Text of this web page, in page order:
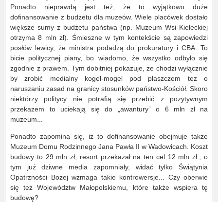
Ponadto nieprawdą jest też, że to wyjątkowo duże
dofinansowanie z budżetu dla muzeów. Wiele placówek dostało
większe sumy z budżetu państwa (np. Muzeum Wsi Kieleckiej
otrzyma 8 mln zł). Śmieszne w tym kontekście są zapowiedzi
posłów lewicy, że ministra podadzą do prokuratury i CBA. To
bicie politycznej piany, bo wiadomo, że wszystko odbyło się
zgodnie z prawem. Tym dobitniej pokazuje, że chodzi wyłącznie
by zrobić medialny kogel-mogel pod płaszczem tez o
naruszaniu zasad na granicy stosunków państwo-Kościół. Skoro
niektórzy politycy nie potrafią się przebić z pozytywnym
przekazem to uciekają się do „awantury” o 6 mln zł na
muzeum...
Ponadto zapomina się, iż to dofinansowanie obejmuje także
Muzeum Domu Rodzinnego Jana Pawła II w Wadowicach. Koszt
budowy to 29 mln zł, resort przekazał na ten cel 12 mln zł., o
tym już dziwne media zapomniały, widać tylko Świątynia
Opatrzności Bożej wzmaga takie kontrowersje... Czy oberwie
się też Województw Małopolskiemu, które także wspiera tę
budowę?